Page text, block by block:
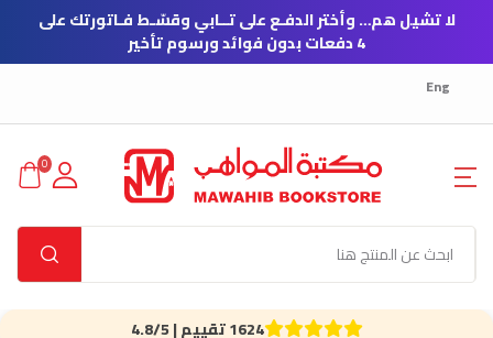
لا تشيل هم… وأختر الدفـع على تــابي وقسّـط فـاتورتك على
4 دفعات بدون فوائد ورسوم تأخير
Eng
0
1624 تقييم | 4.8/5